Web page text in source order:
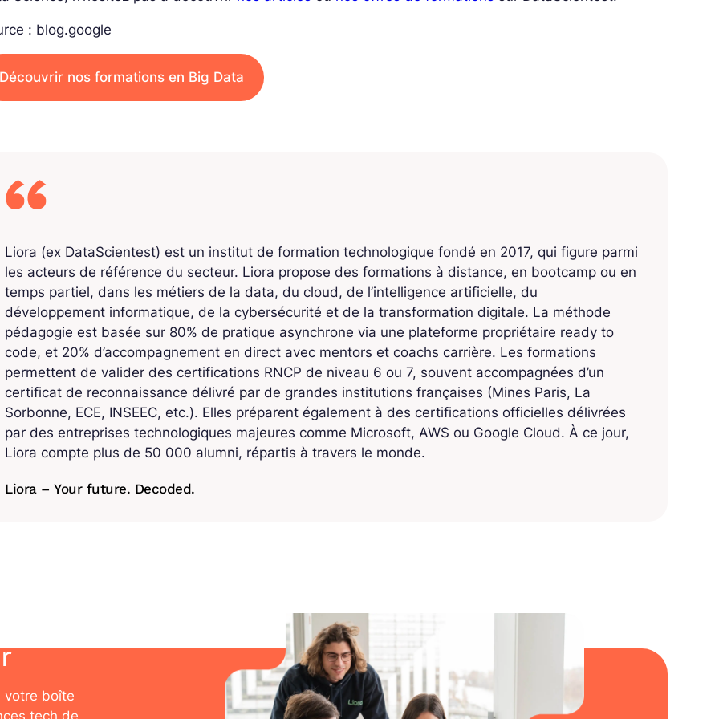
: blog.google
Découvrir nos formations en Big Data
Liora (ex DataScientest) est un institut de formation technologique fondé en 2017, qui figure parmi
les acteurs de référence du secteur. Liora propose des formations à distance, en bootcamp ou en
temps partiel, dans les métiers de la data, du cloud, de l’intelligence artificielle, du
développement informatique, de la cybersécurité et de la transformation digitale. La méthode
pédagogie est basée sur 80% de pratique asynchrone via une plateforme propriétaire ready to
code, et 20% d’accompagnement en direct avec mentors et coachs carrière. Les formations
permettent de valider des certifications RNCP de niveau 6 ou 7, souvent accompagnées d’un
certificat de reconnaissance délivré par de grandes institutions françaises (Mines Paris, La
Sorbonne, ECE, INSEEC, etc.). Elles préparent également à des certifications officielles délivrées
par des entreprises technologiques majeures comme Microsoft, AWS ou Google Cloud. À ce jour,
Liora compte plus de 50 000 alumni, répartis à travers le monde.
Liora – Your future. Decoded.
votre boîte